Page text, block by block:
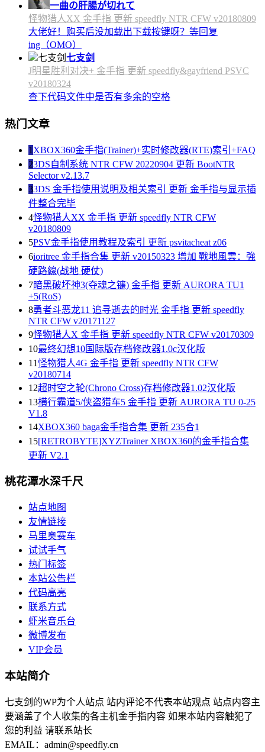
一曲の肝腸が切れて
怪物猎人XX 金手指 更新 speedfly NTR CFW v20180809
大佬好！购买后没加载出下载按键呀？等回复
ing（OMO）
七支剑
J明星胜利对决+ 金手指 更新 speedfly&gayfriend PSVC
v20180324
查下代码文件中是否有多余的空格
热门文章
1 XBOX360金手指(Trainer)+实时修改器(RTE)索引+FAQ
23DS自制系统 NTR CFW 20220904 更新 BootNTR
Selector v2.13.7
33DS 金手指使用说明及相关索引 更新 金手指与显示插
件整合完毕
4怪物猎人XX 金手指 更新 speedfly NTR CFW
v20180809
5PSV金手指使用教程及索引 更新 psvitacheat z06
6ioritree 金手指合集 更新 v20150323 增加 戰地風雲：強
硬路線(战地 硬仗)
7暗黑破坏神3(夺魂之镰) 金手指 更新 AURORA TU1
+5(RoS)
8勇者斗恶龙11 追寻逝去的时光 金手指 更新 speedfly
NTR CFW v20171127
9怪物猎人X 金手指 更新 speedfly NTR CFW v20170309
10最终幻想10国际版存档修改器1.0c汉化版
11怪物猎人4G 金手指 更新 speedfly NTR CFW
v20180714
12超时空之轮(Chrono Cross)存档修改器1.02汉化版
13横行霸道5/侠盗猎车5 金手指 更新 AURORA TU 0-25
V1.8
14XBOX360 baga金手指合集 更新 235合1
15[RETROBYTE]XYZTrainer XBOX360的金手指合集
更新 V2.1
桃花潭水深千尺
站点地图
友情链接
马里奥赛车
试试手气
热门标签
本站公告栏
代码高亮
联系方式
虾米音乐台
微博发布
VIP会员
本站简介
七支剑的WP为个人站点 站内评论不代表本站观点 站点内容主
要涵盖了个人收集的各主机金手指内容 如果本站内容触犯了
您的利益 请联系站长
EMAIL：admin@speedfly.cn